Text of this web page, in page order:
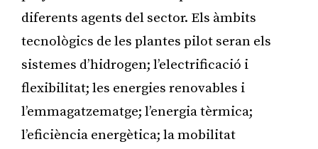
diferents agents del sector. Els àmbits
tecnològics de les plantes pilot seran els
sistemes d’hidrogen; l’electrificació i
flexibilitat; les energies renovables i
l’emmagatzematge; l’energia tèrmica;
l’eficiència energètica; la mobilitat